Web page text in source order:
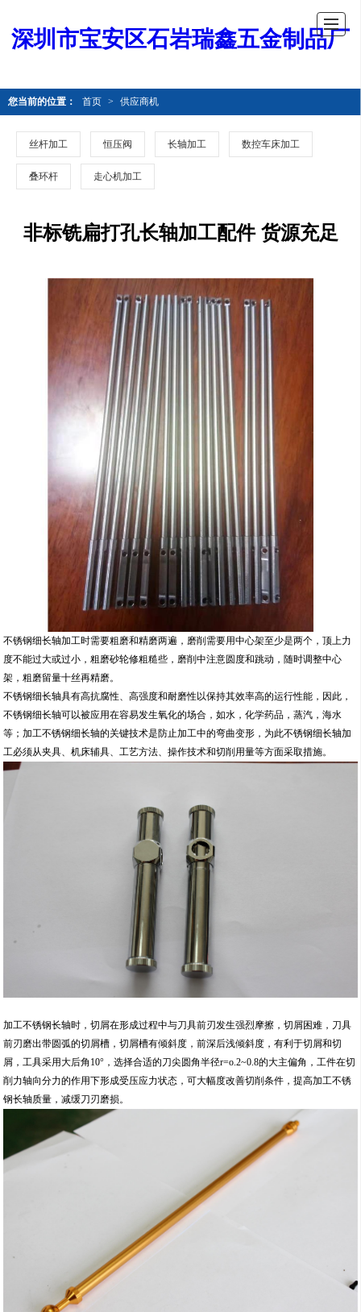
深圳市宝安区石岩瑞鑫五金制品厂
您当前的位置： 首页 > 供应商机
丝杆加工 恒压阀 长轴加工 数控车床加工
叠环杆 走心机加工
非标铣扁打孔长轴加工配件 货源充足
不锈钢细长轴加工时需要粗磨和精磨两遍，磨削需要用中心架至少是两个，顶上力
度不能过大或过小，粗磨砂轮修粗糙些，磨削中注意圆度和跳动，随时调整中心
架，粗磨留量十丝再精磨。
不锈钢细长轴具有高抗腐性、高强度和耐磨性以保持其效率高的运行性能，因此，
不锈钢细长轴可以被应用在容易发生氧化的场合，如水，化学药品，蒸汽，海水
等；加工不锈钢细长轴的关键技术是防止加工中的弯曲变形，为此不锈钢细长轴加
工必须从夹具、机床辅具、工艺方法、操作技术和切削用量等方面采取措施。
加工不锈钢长轴时，切屑在形成过程中与刀具前刃发生强烈摩擦，切屑困难，刀具
前刃磨出带圆弧的切屑槽，切屑槽有倾斜度，前深后浅倾斜度，有利于切屑和切
屑，工具采用大后角10°，选择合适的刀尖圆角半径r=o.2~0.8的大主偏角，工件在切
削力轴向分力的作用下形成受压应力状态，可大幅度改善切削条件，提高加工不锈
钢长轴质量，减缓刀刃磨损。